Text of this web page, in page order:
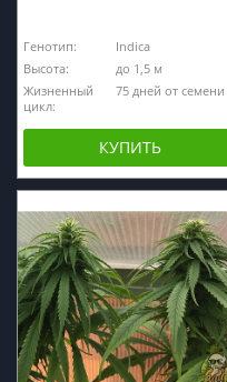
Генотип:
Indica
Высота:
до 1,5 м
Жизненный
цикл:
75 дней от семени
КУПИТЬ